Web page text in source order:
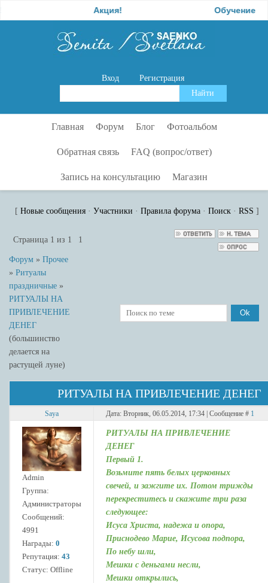
Обучение
Вход Регистрация
Главная Форум Блог Фотоальбом
Обратная связь FAQ (вопрос/ответ)
Запись на консультацию Магазин
[ Новые сообщения · Участники · Правила форума · Поиск · RSS ]
Страница 1 из 1 1
Форум » Прочее
» Ритуалы
праздничные »
РИТУАЛЫ НА
ПРИВЛЕЧЕНИЕ
ДЕНЕГ
(большинство
делается на
растущей луне)
РИТУАЛЫ НА ПРИВЛЕЧЕНИЕ ДЕНЕГ
Saya Дата: Вторник, 06.05.2014, 17:34 | Сообщение # 1
Admin
Группа:
Администраторы
Сообщений:
4991
Награды: 0
Репутация: 43
Статус: Offline
РИТУАЛЫ НА ПРИВЛЕЧЕНИЕ
ДЕНЕГ
Первый 1.
Возьмите пять белых церковных
свечей, и зажгите их. Потом трижды
перекреститесь и скажите три раза
следующее:
Исуса Христа, надежа и опора,
Приснодево Марие, Исусова подпора,
По небу шли,
Мешки с деньгами несли,
Мешки открылись,